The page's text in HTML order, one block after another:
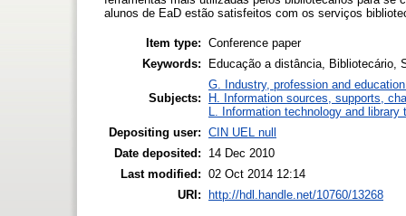
alunos de EaD estão satisfeitos com os serviços
Item type: Conference paper
Keywords:
Educação a distância, Bibliotecário,
Subjects:
G. Industry, profession and
H. Information sources, supports,
L. Information technology and library
Depositing user: CIN UEL null
Date deposited:
14 Dec 2010
Last modified: 02 Oct 2014 12:14
URI:
http://hdl.handle.net/10760/13268